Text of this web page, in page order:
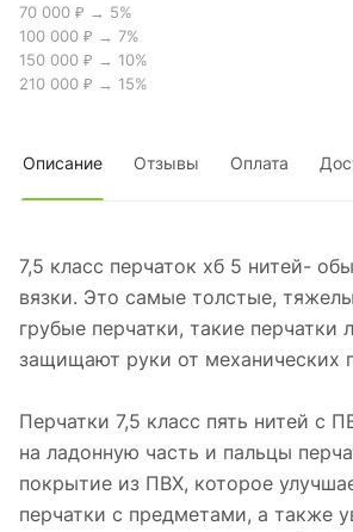
70 000 ₽ → 5%
100 000 ₽ → 7%
150 000 ₽ → 10%
210 000 ₽ → 15%
Описание Отзывы Оплата
7,5 класс перчаток хб 5 нитей-
вязки. Это самые толстые,
грубые перчатки, такие перчатки
защищают руки от механических
Перчатки 7,5 класс пять нитей с
на ладонную часть и пальцы
покрытие из ПВХ, которое
перчатки с предметами, а также